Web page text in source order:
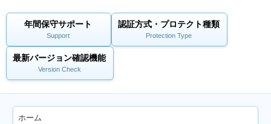
年間保守サポート
Support
認証方式・プロテクト種類
Protection Type
最新バージョン確認機能
Version Check
ホーム